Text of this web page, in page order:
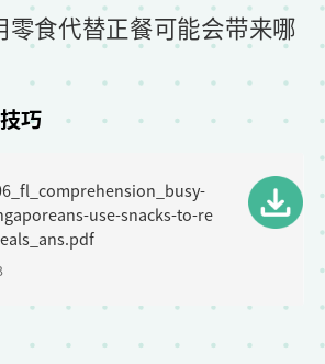
零食代替正餐可能会带来哪
巧
use-snacks-to-re